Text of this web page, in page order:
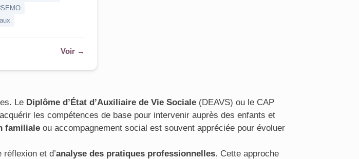
Voir →
Le Diplôme d’État d’Auxiliaire de Vie Sociale (DEAVS) ou le CAP
les compétences de base pour intervenir auprès des enfants et
familiale ou accompagnement social est souvent appréciée pour évoluer
et d’analyse des pratiques professionnelles. Cette approche